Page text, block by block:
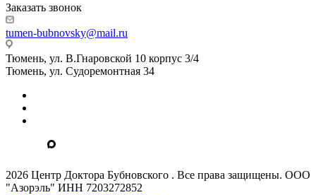
Заказать звонок
tumen-bubnovsky@mail.ru
Тюмень, ул. В.Гнаровской 10 корпус 3/4
Тюмень, ул. Судоремонтная 34
2026 Центр Доктора Бубновского . Все права защищены. ООО
"Азорэль" ИНН 7203272852